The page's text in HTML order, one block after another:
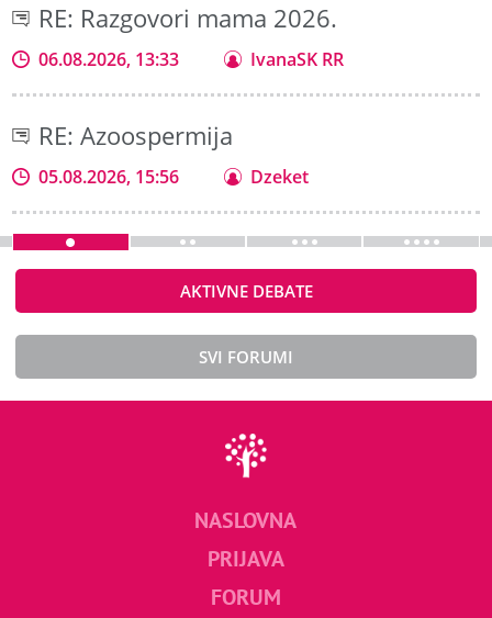
RE: Razgovori mama 2026.
06.08.2026, 13:33 IvanaSK RR
RE: Azoospermija
05.08.2026, 15:56 Dzeket
AKTIVNE DEBATE
SVI FORUMI
NASLOVNA
PRIJAVA
FORUM